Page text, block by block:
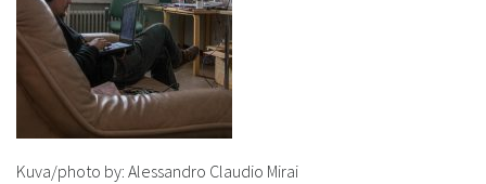
Kuva/photo by: Alessandro Claudio Mirai